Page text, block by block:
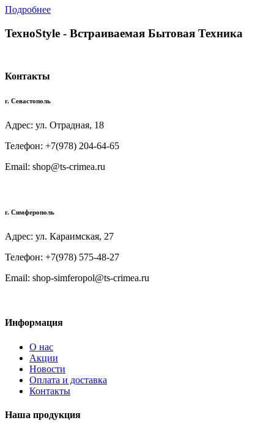
Подробнее
TexноStyle - Встраиваемая Бытовая Техника
Контакты
г. Севастополь
Адрес: ул. Отрадная, 18
Телефон: +7(978) 204-64-65
Email: shop@ts-crimea.ru
г. Симферополь
Адрес: ул. Караимская, 27
Телефон: +7(978) 575-48-27
Email: shop-simferopol@ts-crimea.ru
Информация
О нас
Акции
Новости
Оплата и доставка
Контакты
Наша продукция